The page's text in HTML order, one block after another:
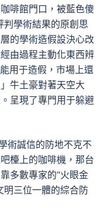
啡館門口，被藍色傻
判學術結果的原創思
的學術造假設決心改
由過程主動化東西辨
用于造假，市場上還
牛土豪對著天空大
呈現了專門用于躲避
術誠信的防地不克不
檯上的咖啡機，那台
多數專家的“火眼金
明三位一體的綜合防